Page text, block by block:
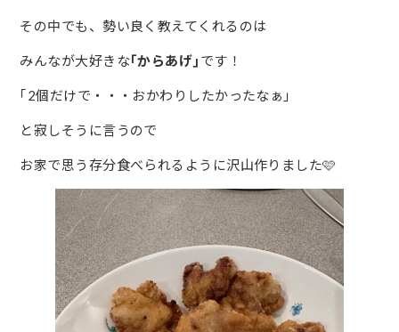
その中でも、勢い良く教えてくれるのは
みんなが大好きな｢からあげ｣ です！
｢2個だけで・・・おかわりしたかったなぁ｣
と寂しそうに言うので
お家で思う存分食べられるように沢山作りました🩷